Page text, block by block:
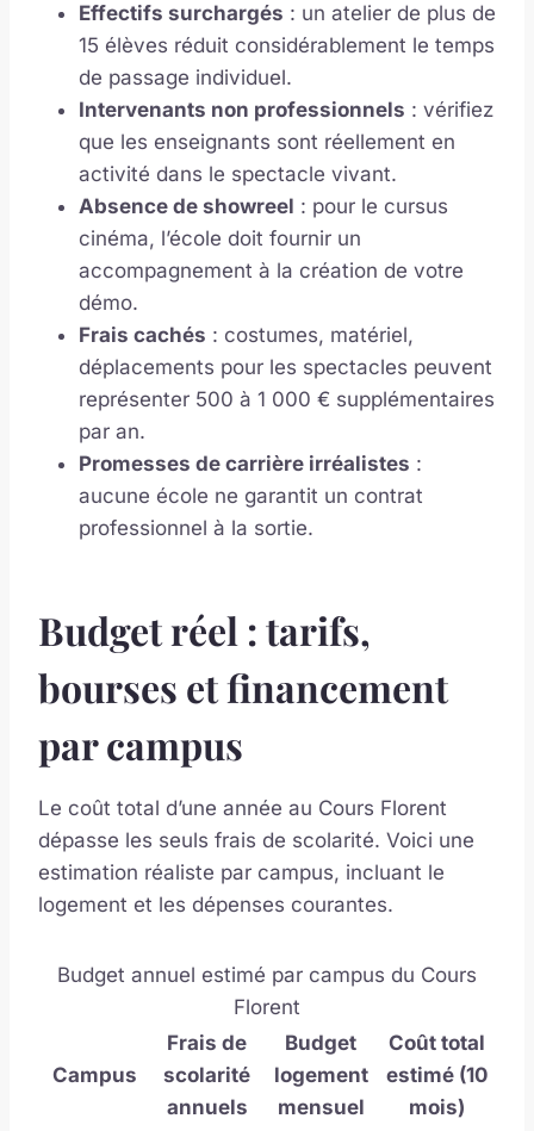
Effectifs surchargés : un atelier de plus de
15 élèves réduit considérablement le temps
de passage individuel.
Intervenants non professionnels : vérifiez
que les enseignants sont réellement en
activité dans le spectacle vivant.
Absence de showreel : pour le cursus
cinéma, l’école doit fournir un
accompagnement à la création de votre
démo.
Frais cachés : costumes, matériel,
déplacements pour les spectacles peuvent
représenter 500 à 1 000 € supplémentaires
par an.
Promesses de carrière irréalistes :
aucune école ne garantit un contrat
professionnel à la sortie.
Budget réel : tarifs,
bourses et financement
par campus
Le coût total d’une année au Cours Florent
dépasse les seuls frais de scolarité. Voici une
estimation réaliste par campus, incluant le
logement et les dépenses courantes.
Budget annuel estimé par campus du Cours
Florent
Campus
Frais de
scolarité
annuels
Budget
logement
mensuel
Coût total
estimé (10
mois)